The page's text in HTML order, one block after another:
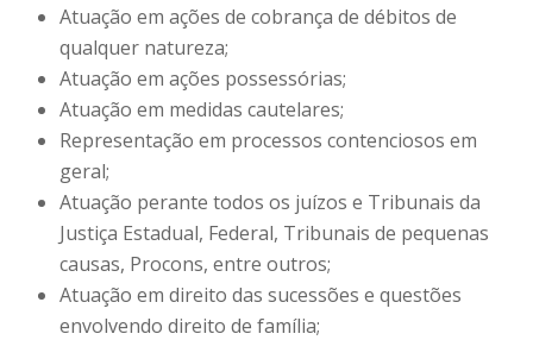
Atuação em ações de cobrança de débitos de
qualquer natureza;
Atuação em ações possessórias;
Atuação em medidas cautelares;
Representação em processos contenciosos em
geral;
Atuação perante todos os juízos e Tribunais da
Justiça Estadual, Federal, Tribunais de pequenas
causas, Procons, entre outros;
Atuação em direito das sucessões e questões
envolvendo direito de família;